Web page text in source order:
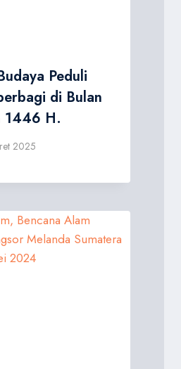
Peduli
di Bulan
1446 H.
2025